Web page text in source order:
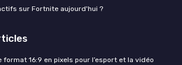
sur Fortnite aujourd'hui ?
16:9 en pixels pour l’esport et la vidéo